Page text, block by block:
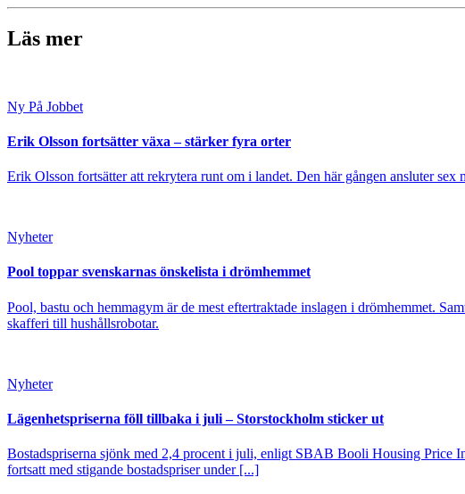
Läs mer
Ny På Jobbet
Erik Olsson fortsätter växa – stärker fyra orter
Erik Olsson fortsätter att rekrytera runt om i landet. Den här gången ansluter
Nyheter
Pool toppar svenskarnas önskelista i drömhemmet
Pool, bastu och hemmagym är de mest eftertraktade inslagen i drömhemmet.
skafferi till hushållsrobotar.
Nyheter
Lägenhetspriserna föll tillbaka i juli – Storstockholm sticker ut
Bostadspriserna sjönk med 2,4 procent i juli, enligt SBAB Booli Housing Price
fortsatt med stigande bostadspriser under [...]